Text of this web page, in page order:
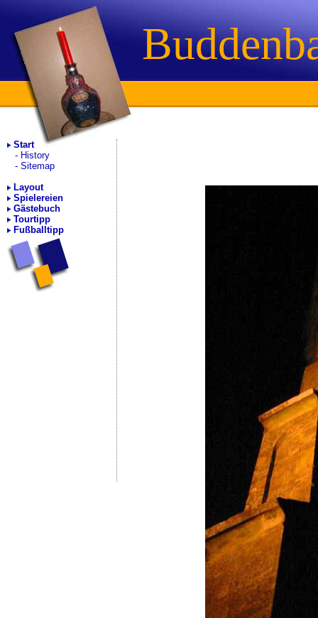
Start
History
Sitemap
Layout
Spielereien
Gästebuch
Tourtipp
Fußballtipp